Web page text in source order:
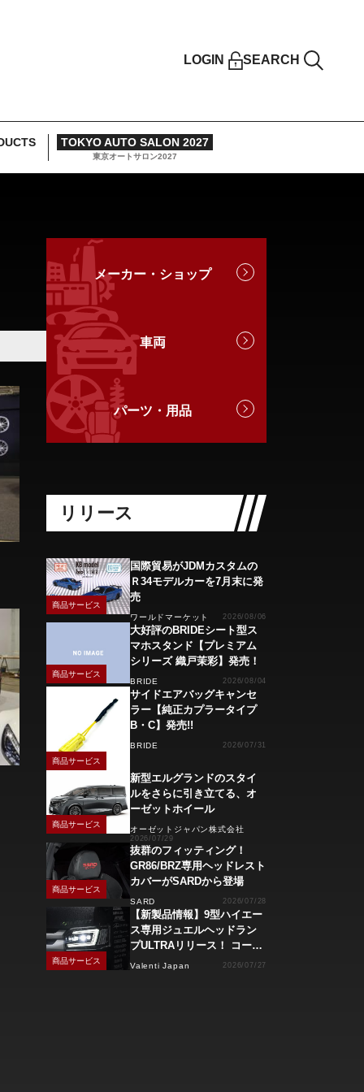
LOGIN SEARCH
TOKYO AUTO SALON 2027
東京オートサロン2027
メーカー・ショップ
車両
パーツ・用品
リリース
商品サービス
国際貿易がJDMカスタムの
Ｒ34モデルカーを7月末に発
売
ワールドマーケット 2026/08/06
商品サービス
大好評のBRIDEシート型ス
マホスタンド【プレミアム
シリーズ 織戸茉彩】発売！
BRIDE 2026/08/04
商品サービス
サイドエアバッグキャンセ
ラー【純正カプラータイプ
B・C】発売!!
BRIDE 2026/07/31
商品サービス
新型エルグランドのスタイ
ルをさらに引き立てる、オ
ーゼットホイール
オーゼットジャパン株式会社
2026/07/29
商品サービス
抜群のフィッティング！
GR86/BRZ専用ヘッドレスト
カバーがSARDから登場
SARD 2026/07/28
商品サービス
【新製品情報】9型ハイエー
ス専用ジュエルヘッドラン
プULTRAリリース！ コーナ
ーリングランプ、キーレス
Valenti Japan 2026/07/27